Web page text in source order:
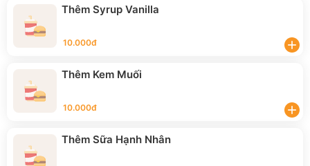
Thêm Syrup Vanilla
10.000đ add
Thêm Kem Muối
10.000đ add
Thêm Sữa Hạnh Nhân